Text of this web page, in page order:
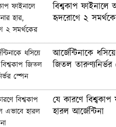
বিশ্বকাপ ফাইনালে
হৃদরোগে ২
আর্জেন্টিনাকে
জিতল
যে কারণে
হারল আর্জেন্টিনা